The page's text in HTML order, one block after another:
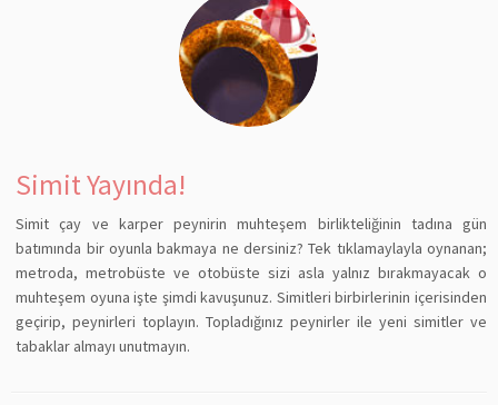
Simit Yayında!
Simit çay ve karper peynirin muhteşem birlikteliğinin tadına gün
batımında bir oyunla bakmaya ne dersiniz? Tek tıklamaylayla oynanan;
metroda, metrobüste ve otobüste sizi asla yalnız bırakmayacak o
muhteşem oyuna işte şimdi kavuşunuz. Simitleri birbirlerinin içerisinden
geçirip, peynirleri toplayın. Topladığınız peynirler ile yeni simitler ve
tabaklar almayı unutmayın.